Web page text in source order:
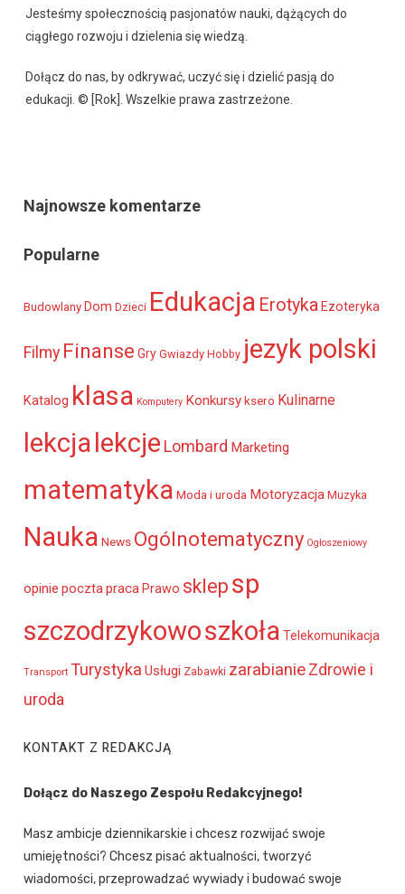
Jesteśmy społecznością pasjonatów nauki, dążących do
ciągłego rozwoju i dzielenia się wiedzą.
Dołącz do nas, by odkrywać, uczyć się i dzielić pasją do
edukacji. © [Rok]. Wszelkie prawa zastrzeżone.
Najnowsze komentarze
Popularne
Budowlany Dom Dzieci Edukacja Erotyka Ezoteryka
Filmy Finanse Gry Gwiazdy Hobby jezyk polski
Katalog klasa Komputery Konkursyksero Kulinarne
lekcjalekcje Lombard Marketing
matematyka Moda i uroda Motoryzacja Muzyka
Nauka News Ogólnotematyczny Ogłoszeniowy
opinie pocztapraca Prawo sklep sp
szczodrzykowoszkoła Telekomunikacja
Transport Turystyka Usługi Zabawki zarabianieZdrowie i
uroda
KONTAKT Z REDAKCJĄ
Dołącz do Naszego Zespołu Redakcyjnego!
Masz ambicje dziennikarskie i chcesz rozwijać swoje
umiejętności? Chcesz pisać aktualności, tworzyć
wiadomości, przeprowadzać wywiady i budować swoje